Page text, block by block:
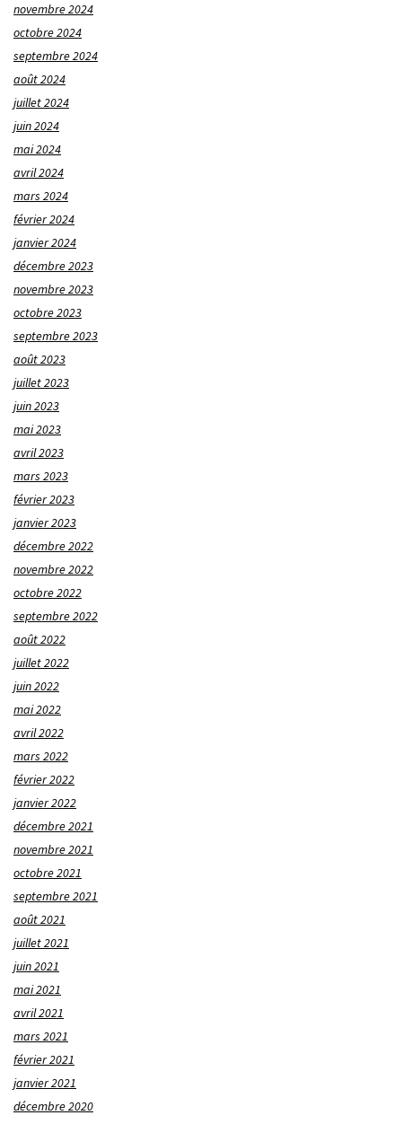
novembre 2024
octobre 2024
septembre 2024
août 2024
juillet 2024
juin 2024
mai 2024
avril 2024
mars 2024
février 2024
janvier 2024
décembre 2023
novembre 2023
octobre 2023
septembre 2023
août 2023
juillet 2023
juin 2023
mai 2023
avril 2023
mars 2023
février 2023
janvier 2023
décembre 2022
novembre 2022
octobre 2022
septembre 2022
août 2022
juillet 2022
juin 2022
mai 2022
avril 2022
mars 2022
février 2022
janvier 2022
décembre 2021
novembre 2021
octobre 2021
septembre 2021
août 2021
juillet 2021
juin 2021
mai 2021
avril 2021
mars 2021
février 2021
janvier 2021
décembre 2020